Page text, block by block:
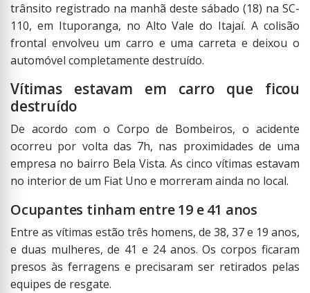
trânsito registrado na manhã deste sábado (18) na SC-
110, em Ituporanga, no Alto Vale do Itajaí. A colisão
frontal envolveu um carro e uma carreta e deixou o
automóvel completamente destruído.
Vítimas estavam em carro que ficou
destruído
De acordo com o Corpo de Bombeiros, o acidente
ocorreu por volta das 7h, nas proximidades de uma
empresa no bairro Bela Vista. As cinco vítimas estavam
no interior de um Fiat Uno e morreram ainda no local.
Ocupantes tinham entre 19 e 41 anos
Entre as vítimas estão três homens, de 38, 37 e 19 anos,
e duas mulheres, de 41 e 24 anos. Os corpos ficaram
presos às ferragens e precisaram ser retirados pelas
equipes de resgate.